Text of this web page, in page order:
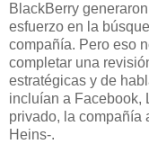
BlackBerry
esfuerzo en la
compañía. Pero eso
completar una
estratégicas y de
incluían a Facebook,
privado, la compañía
Heins-.